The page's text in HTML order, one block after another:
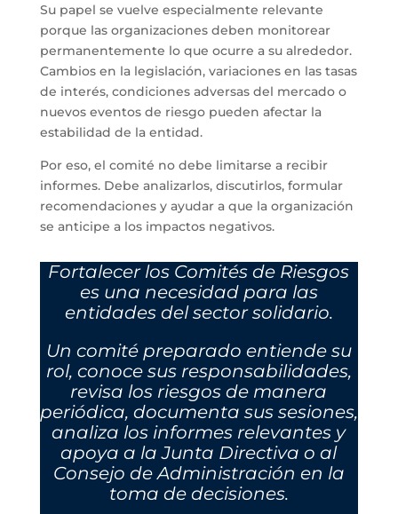
Su papel se vuelve especialmente relevante
porque las organizaciones deben monitorear
permanentemente lo que ocurre a su alrededor.
Cambios en la legislación, variaciones en las tasas
de interés, condiciones adversas del mercado o
nuevos eventos de riesgo pueden afectar la
estabilidad de la entidad.
Por eso, el comité no debe limitarse a recibir
informes. Debe analizarlos, discutirlos, formular
recomendaciones y ayudar a que la organización
se anticipe a los impactos negativos.
Fortalecer los Comités de Riesgos
es una necesidad para las
entidades del sector solidario.
Un comité preparado entiende su
rol, conoce sus responsabilidades,
revisa los riesgos de manera
periódica, documenta sus sesiones,
analiza los informes relevantes y
apoya a la Junta Directiva o al
Consejo de Administración en la
toma de decisiones.